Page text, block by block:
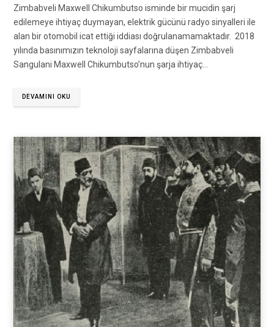
Zimbabveli Maxwell Chikumbutso isminde bir mucidin şarj
edilemeye ihtiyaç duymayan, elektrik gücünü radyo sinyalleri ile
alan bir otomobil icat ettiği iddiası doğrulanamamaktadır. 2018
yılında basınımızın teknoloji sayfalarına düşen Zimbabveli
Sangulani Maxwell Chikumbutso’nun şarja ihtiyaç…
DEVAMINI OKU